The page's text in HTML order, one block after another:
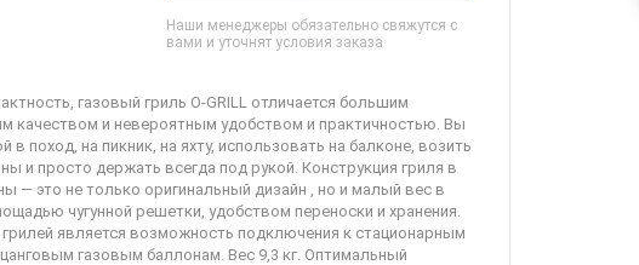
Наши менеджеры обязательно свяжутся с
вами и уточнят условия заказа
газовый гриль O-GRILL отличается большим
качеством и невероятным удобством и практичностью. Вы
в поход, на пикник, на яхту, использовать на балконе, возить
и просто держать всегда под рукой. Конструкция гриля в
— это не только оригинальный дизайн , но и малый вес в
чугунной решетки, удобством переноски и хранения.
является возможность подключения к стационарным
газовым баллонам. Вес 9,3 кг. Оптимальный